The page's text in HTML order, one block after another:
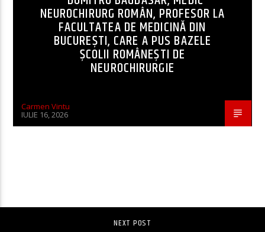
NEUROCHIRURG ROMÂN, PROFESOR LA
FACULTATEA DE MEDICINĂ DIN
BUCUREȘTI, CARE A PUS BAZELE
ȘCOLII ROMÂNEȘTI DE
NEUROCHIRURGIE
Carmen Vintu
IULIE 16, 2026
NEXT POST